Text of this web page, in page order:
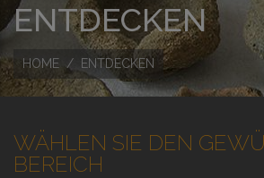
ENTDECKEN
HOME ENTDECKEN
WÄHLEN SIE DEN
BEREICH